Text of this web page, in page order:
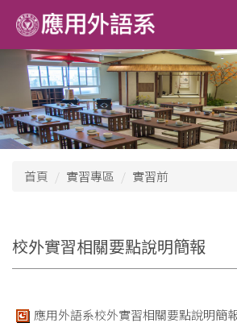
到
主
區
首頁 實習專區 實習前
校外實習相關要點說明簡報
應用外語系校外實習相關要點說明簡